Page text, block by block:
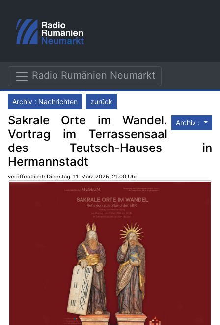
Radio Rumänien Neumarkt
Archiv : Nachrichten zurück
Archiv :
Sakrale Orte im Wandel.
Vortrag im Terrassensaal
des Teutsch-Hauses in
Hermannstadt
veröffentlicht: Dienstag, 11. März 2025, 21.00 Uhr